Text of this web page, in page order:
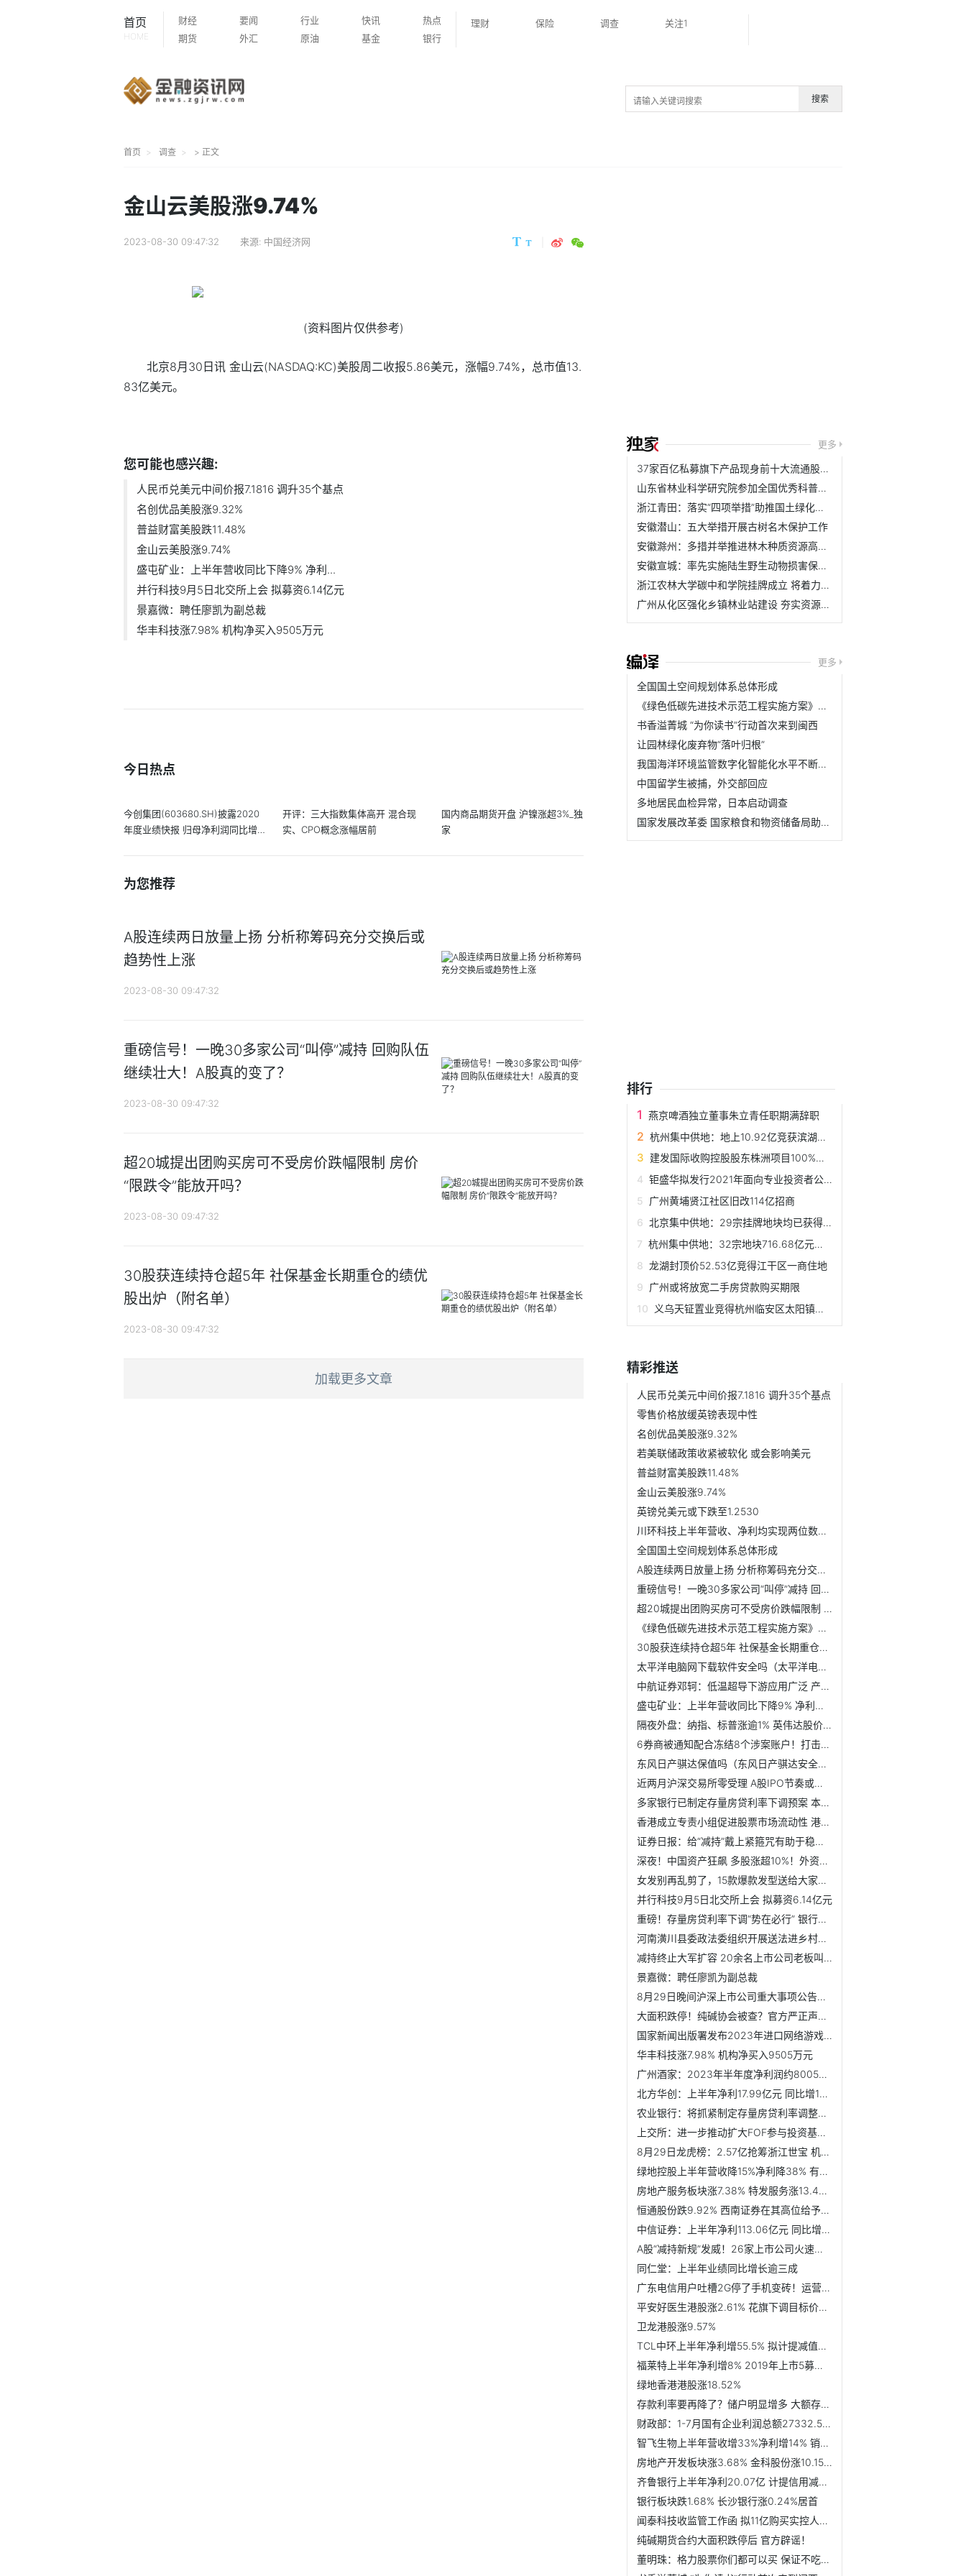
首页
HOME
财经 要闻 行业 快讯
热点
期货
外汇 原油 基金 银行
理财 保险 调查 关注1
搜索
首页 调查 > 正文
金山云美股涨9.74%
2023-08-30 09:47:32 来源: 中国经济网
(资料图片仅供参考)
北京8月30日讯 金山云(NASDAQ:KC)美股周二收报5.86美元，涨幅9.74%，总市值13.
83亿美元。
您可能也感兴趣:
人民币兑美元中间价报7.1816 调升35个基点
名创优品美股涨9.32%
普益财富美股跌11.48%
金山云美股涨9.74%
盛屯矿业：上半年营收同比下降9% 净利...
并行科技9月5日北交所上会 拟募资6.14亿元
景嘉微：聘任廖凯为副总裁
华丰科技涨7.98% 机构净买入9505万元
今日热点
今创集团(603680.SH)披露2020
年度业绩快报 归母净利润同比增
开评：三大指数集体高开 混合现
实、CPO概念涨幅居前
国内商品期货开盘 沪镍涨超3%_独
家
为您推荐
A股连续两日放量上扬 分析称筹码充分交换后或
趋势性上涨
2023-08-30 09:47:32
重磅信号！一晚30多家公司“叫停”减持 回购队伍
继续壮大！A股真的变了？
2023-08-30 09:47:32
超20城提出团购买房可不受房价跌幅限制 房价
“限跌令”能放开吗？
2023-08-30 09:47:32
30股获连续持仓超5年 社保基金长期重仓的绩优
股出炉（附名单）
2023-08-30 09:47:32
加载更多文章
更多
37家百亿私募旗下产品现身前十大流通股名单
山东省林业科学研究院参加全国优秀科普作品评选活动
浙江青田：落实“四项举措”助推国土绿化取得新成效
安徽潜山：五大举措开展古树名木保护工作
安徽滁州：多措并举推进林木种质资源高质量发展
安徽宣城：率先实施陆生野生动物损害保险理赔机制
浙江农林大学碳中和学院挂牌成立 将着力培养具有碳中和与农...
广州从化区强化乡镇林业站建设 夯实资源管护基层基础
更多
全国国土空间规划体系总体形成
《绿色低碳先进技术示范工程实施方案》发布
书香溢菁城 “为你读书”行动首次来到闽西
让园林绿化废弃物“落叶归根”
我国海洋环境监管数字化智能化水平不断提升
中国留学生被捕，外交部回应
多地居民血检异常，日本启动调查
国家发展改革委 国家粮食和物资储备局助力388个脱贫县加强农...
排行
燕京啤酒独立董事朱立青任职期满辞职
杭州集中供地：地上10.92亿竞获滨湖新区一宅地
建发国际收购控股股东株洲项目100%股权 耗资21.14亿元
钜盛华拟发行2021年面向专业投资者公开发行公司债券
广州黄埔贤江社区旧改114亿招商
北京集中供地：29宗挂牌地块均已获得报价
杭州集中供地：32宗地块716.68亿元收官
龙湖封顶价52.53亿竞得江干区一商住地
广州或将放宽二手房贷款购买期限
义乌天钲置业竞得杭州临安区太阳镇宅地
精彩推送
人民币兑美元中间价报7.1816 调升35个基点
零售价格放缓英镑表现中性
名创优品美股涨9.32%
若美联储政策收紧被软化 或会影响美元
普益财富美股跌11.48%
金山云美股涨9.74%
英镑兑美元或下跌至1.2530
川环科技上半年营收、净利均实现两位数增长
全国国土空间规划体系总体形成
A股连续两日放量上扬 分析称筹码充分交换后或趋势性上涨
重磅信号！一晚30多家公司“叫停”减持 回购队伍继续壮大！A...
超20城提出团购买房可不受房价跌幅限制 房价“限跌令”能放开吗？
《绿色低碳先进技术示范工程实施方案》发布
30股获连续持仓超5年 社保基金长期重仓的绩优股出炉（附名单）
太平洋电脑网下载软件安全吗（太平洋电脑网下载）
中航证券邓轲：低温超导下游应用广泛 产业链有这些投资机会
盛屯矿业：上半年营收同比下降9% 净利同比下降78%
隔夜外盘：纳指、标普涨逾1% 英伟达股价创收盘新高 拼多多...
6券商被通知配合冻结8个涉案账户！打击市场操纵集团 香港证...
东风日产骐达保值吗（东风日产骐达安全性能怎么样）
近两月沪深交易所零受理 A股IPO节奏或已按下“放缓键”
多家银行已制定存量房贷利率下调预案 本周内或有实质性进展
香港成立专责小组促进股票市场流动性 港股调减印花税呼声渐高
证券日报：给“减持”戴上紧箍咒有助于稳定市场信心
深夜！中国资产狂飙 多股涨超10%！外资突然唱多 什么信号？
女发别再乱剪了，15款爆款发型送给大家，简直美翻了
并行科技9月5日北交所上会 拟募资6.14亿元
重磅！存量房贷利率下调“势在必行” 银行将进入实操阶段
河南潢川县委政法委组织开展送法进乡村活动
减持终止大军扩容 20余名上市公司老板叫停近40亿减持计划
景嘉微：聘任廖凯为副总裁
8月29日晚间沪深上市公司重大事项公告最新快递
大面积跌停！纯碱协会被查？官方严正声明！
国家新闻出版署发布2023年进口网络游戏版号名单
华丰科技涨7.98% 机构净买入9505万元
广州酒家：2023年半年度净利润约8005万元 同比增加47%
北方华创：上半年净利17.99亿元 同比增138.43%
农业银行：将抓紧制定存量房贷利率调整具体操作细则
上交所：进一步推动扩大FOF参与投资基础设施REITs
8月29日龙虎榜：2.57亿抢筹浙江世宝 机构净买入19只股
绿地控股上半年营收降15%净利降38% 有息负债2145亿
房地产服务板块涨7.38% 特发服务涨13.43%居首
恒通股份跌9.92% 西南证券在其高位给予持有评级
中信证券：上半年净利113.06亿元 同比增0.98%
A股“减持新规”发威！26家上市公司火速响应 15家终止减持
同仁堂：上半年业绩同比增长逾三成
广东电信用户吐槽2G停了手机变砖！运营商：正推进5G建设
平安好医生港股涨2.61% 花旗下调目标价至35港元
卫龙港股涨9.57%
TCL中环上半年净利增55.5% 拟计提减值近12亿
福莱特上半年净利增8% 2019年上市5募资共142.5亿元
绿地香港港股涨18.52%
存款利率要再降了？储户明显增多 大额存单仅中小行可觅
财政部：1-7月国有企业利润总额27332.5亿元 同比增长3.9%
智飞生物上半年营收增33%净利增14% 销售费用增25%
房地产开发板块涨3.68% 金科股份涨10.15%居首
齐鲁银行上半年净利20.07亿 计提信用减值损失24.34亿
银行板块跌1.68% 长沙银行涨0.24%居首
闻泰科技收监管工作函 拟11亿购买实控人持有2家公司
纯碱期货合约大面积跌停后 官方辟谣！
董明珠：格力股票你们都可以买 保证不吃亏！曾鼓励员工“砸...